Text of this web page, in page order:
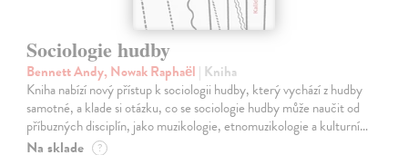
Sociologie hudby
Bennett Andy, Nowak Raphaël | Kniha
Kniha nabízí nový přístup k sociologii hudby, který vychází z hudby
samotné, a klade si otázku, co se sociologie hudby může naučit od
příbuzných disciplín, jako muzikologie, etnomuzikologie a kulturní…
Na sklade ?